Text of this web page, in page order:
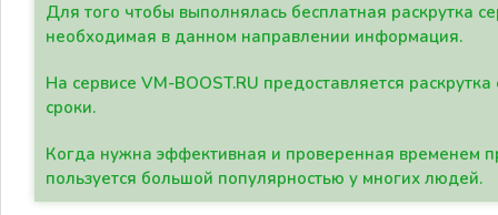
Для того чтобы выполнялась бесплатная раскрутка
необходимая в данном направлении информация.
На сервисе VM-BOOST.RU предоставляется
сроки.
Когда нужна эффективная и проверенная временем
пользуется большой популярностью у многих людей.